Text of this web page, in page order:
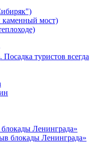
мост)
туристов всегда
Ленинграда»
блокады Ленинграда»